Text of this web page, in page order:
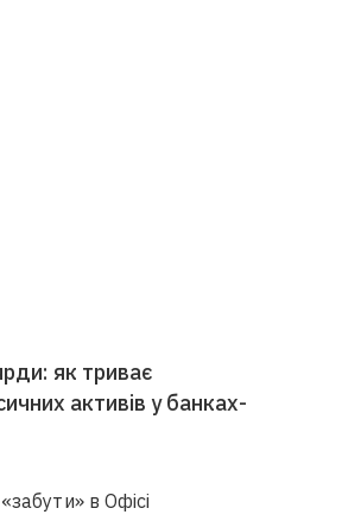
як триває
активів у банках-
в Офісі